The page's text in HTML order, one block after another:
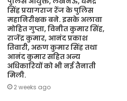
सिंह प्रयागराज रेंज के पुलिस
महानिरीक्षक बने. इसके अलावा
मोहित गुप्ता, विनीत कुमार सिंह,
राजेंद्र कुमार, आनंद प्रकाश
तिवारी, अरुण कुमार सिंह तथा
आनंद कुमार सहित अन्य
अधिकारियों को भी नई तैनाती
मिली.
2 weeks ago